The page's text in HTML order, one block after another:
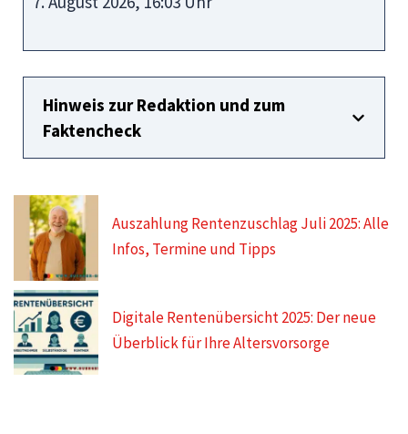
Hinweis zur Redaktion und zum
Faktencheck
Auszahlung Rentenzuschlag Juli 2025: Alle
Infos, Termine und Tipps
Digitale Rentenübersicht 2025: Der neue
Überblick für Ihre Altersvorsorge